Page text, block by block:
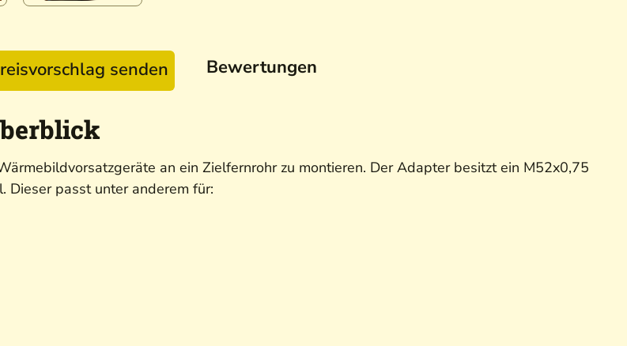
senden Bewertungen
an ein Zielfernrohr zu montieren. Der Adapter besitzt ein M52x0,75
passt unter anderem für: